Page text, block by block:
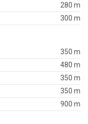
280 m
300 m
350 m
480 m
350 m
350 m
900 m